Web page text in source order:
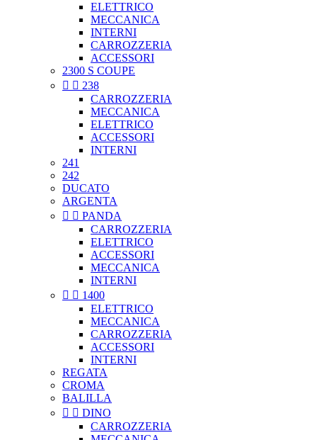
ELETTRICO
MECCANICA
INTERNI
CARROZZERIA
ACCESSORI
2300 S COUPE
  238
CARROZZERIA
MECCANICA
ELETTRICO
ACCESSORI
INTERNI
241
242
DUCATO
ARGENTA
  PANDA
CARROZZERIA
ELETTRICO
ACCESSORI
MECCANICA
INTERNI
  1400
ELETTRICO
MECCANICA
CARROZZERIA
ACCESSORI
INTERNI
REGATA
CROMA
BALILLA
  DINO
CARROZZERIA